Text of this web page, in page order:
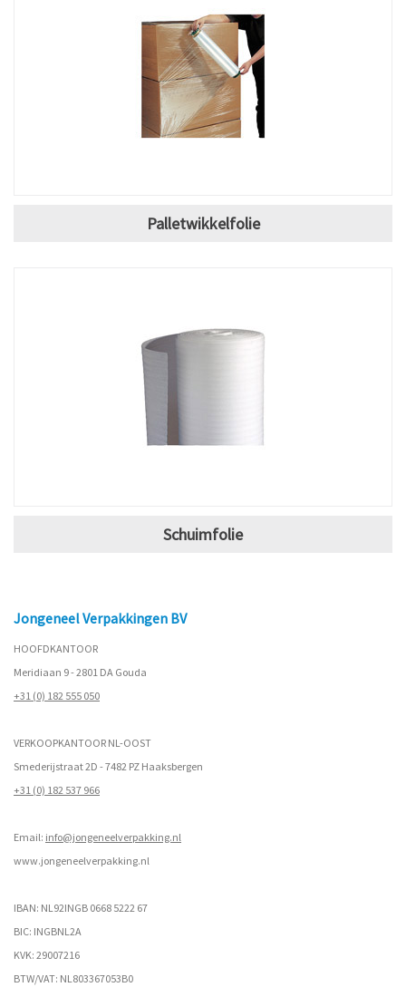
Palletwikkelfolie
Schuimfolie
Jongeneel Verpakkingen BV
HOOFDKANTOOR
Meridiaan 9 - 2801 DA Gouda
+31 (0) 182 555 050
VERKOOPKANTOOR NL-OOST
Smederijstraat 2D - 7482 PZ Haaksbergen
+31 (0) 182 537 966
Email: info@jongeneelverpakking.nl
www.jongeneelverpakking.nl
IBAN: NL92INGB 0668 5222 67
BIC: INGBNL2A
KVK: 29007216
BTW/VAT: NL803367053B0